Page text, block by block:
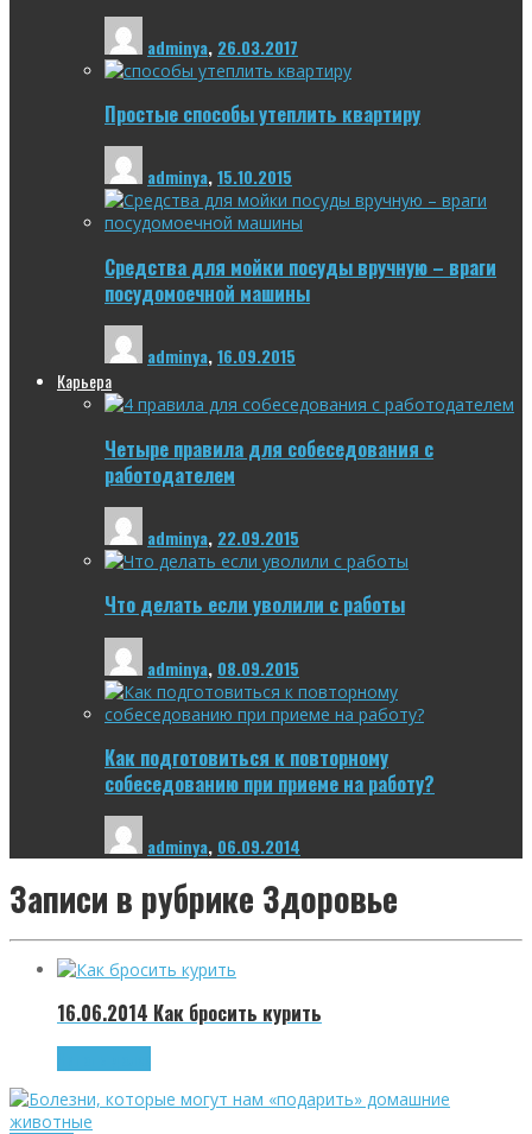
adminya, 26.03.2017
Простые способы утеплить квартиру
adminya,15.10.2015
Средства для мойки посуды вручную – враги
посудомоечной машины
adminya,16.09.2015
Карьера
Четыре правила для собеседования с
работодателем
adminya, 22.09.2015
Что делать если уволили с работы
adminya, 08.09.2015
Как подготовиться к повторному
собеседованию при приеме на работу?
adminya, 06.09.2014
Записи в рубрике Здоровье
16.06.2014 Как бросить курить